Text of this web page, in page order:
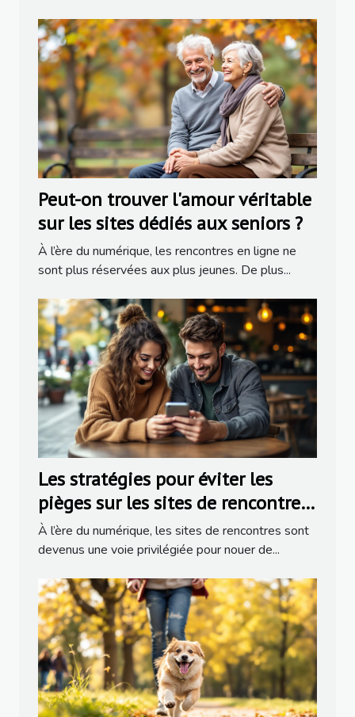
Peut-on trouver l'amour véritable
sur les sites dédiés aux seniors ?
À l’ère du numérique, les rencontres en ligne ne
sont plus réservées aux plus jeunes. De plus...
Les stratégies pour éviter les
pièges sur les sites de rencontres
populaires
À l’ère du numérique, les sites de rencontres sont
devenus une voie privilégiée pour nouer de...